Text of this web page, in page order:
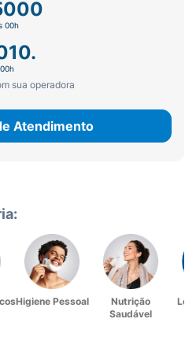
00h
sua operadora
Atendimento
Higiene Pessoal
Nutrição
Saudável